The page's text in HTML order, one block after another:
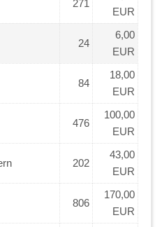
271
EUR
24
6,00
EUR
84
18,00
EUR
476
100,00
EUR
202
43,00
EUR
806
170,00
EUR